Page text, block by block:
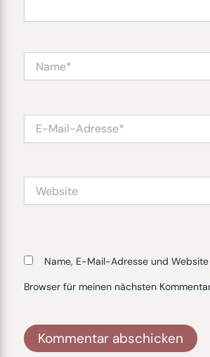
Mail-
Name, E-Mail-Adresse und
Browser für meinen nächsten